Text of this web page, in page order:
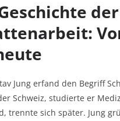
der
Jung erfand den Begriff
Schweiz, studierte er
trennte sich später. Jung